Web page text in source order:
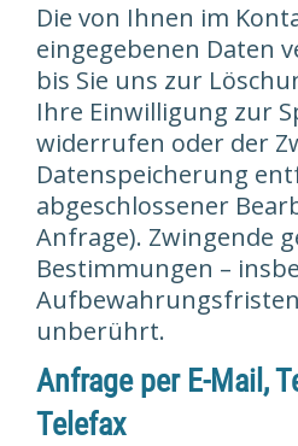
Die von Ihnen im
eingegebenen Daten
bis Sie uns zur
Ihre Einwilligung zur
widerrufen oder der
Datenspeicherung
abgeschlossener
Anfrage). Zwingende
Bestimmungen –
unberührt.
Anfrage per E-Mail,
Telefax